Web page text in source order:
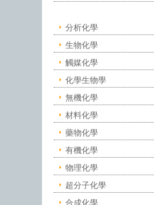
分析化學
生物化學
觸媒化學
化學生物學
無機化學
材料化學
藥物化學
有機化學
物理化學
超分子化學
合成化學